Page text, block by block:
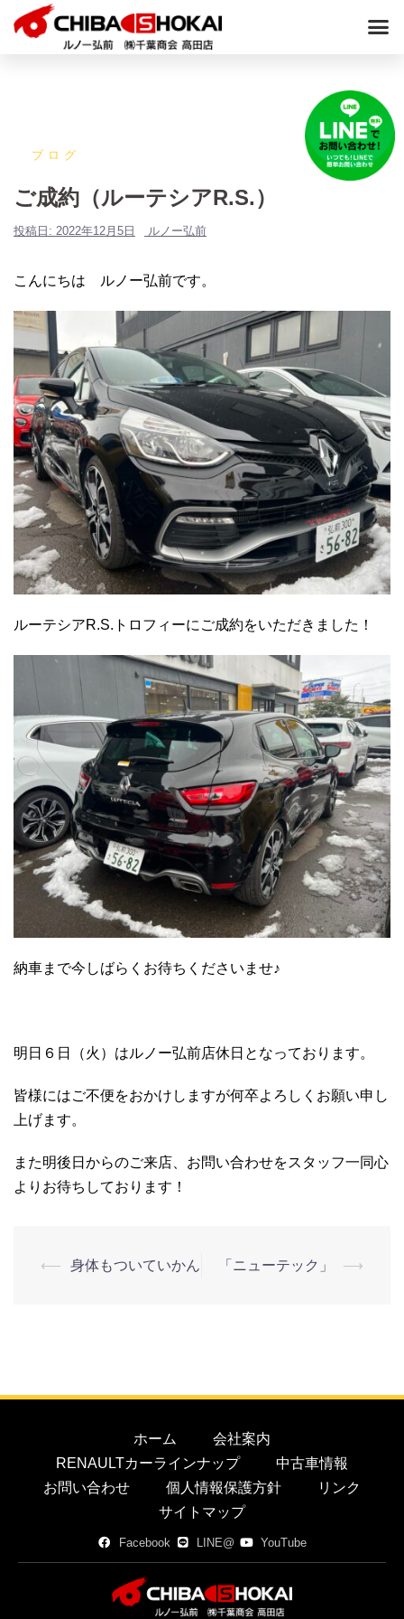
ブログ
ご成約（ルーテシアR.S.）
投稿日: 2022年12月5日 ルノー弘前
こんにちは ルノー弘前です。
ルーテシアR.S.トロフィーにご成約をいただきました！
納車まで今しばらくお待ちくださいませ♪
明日６日（火）はルノー弘前店休日となっております。
皆様にはご不便をおかけしますが何卒よろしくお願い申し
上げます。
また明後日からのご来店、お問い合わせをスタッフ一同心
よりお待ちしております！
⟵ 身体もついていかん 「ニューテック」 ⟶
ホーム
会社案内
RENAULTカーラインナップ
中古車情報
お問い合わせ
個人情報保護方針
リンク
サイトマップ
Facebook LINE@ YouTube